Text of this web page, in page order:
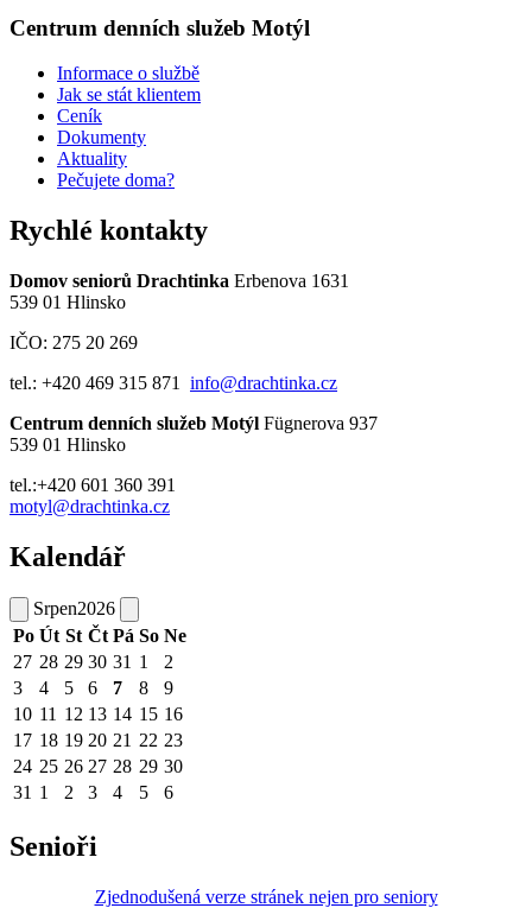
Centrum denních služeb Motýl
Informace o službě
Jak se stát klientem
Ceník
Dokumenty
Aktuality
Pečujete doma?
Rychlé kontakty
Domov seniorů Drachtinka Erbenova 1631
539 01 Hlinsko
IČO: 275 20 269
tel.: +420 469 315 871 info@drachtinka.cz
Centrum denních služeb Motýl Fügnerova 937
539 01 Hlinsko
tel.:+420 601 360 391
motyl@drachtinka.cz
Kalendář
Srpen2026
Po Út St Čt Pá So Ne
27 28 29 30 31 1
2
3
4 5 6 7 8
9
10 11 12 13 14 15 16
17 18 19 20 21 22 23
24 25 26 27 28 29 30
31 1 2 3 4 5 6
Senioři
Zjednodušená verze stránek nejen pro seniory